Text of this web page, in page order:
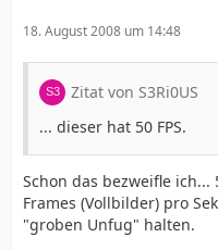
18. August 2008 um 14:48
Zitat von S3Ri0US
... dieser hat 50 FPS.
Schon das bezweifle
Frames (Vollbilder) pro
"groben Unfug" halten.